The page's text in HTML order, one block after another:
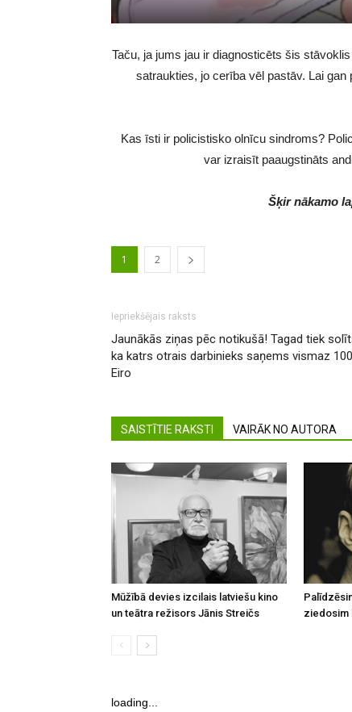
Taču, ja jums jau ir diagnosticēts šis
satraukties, jo cerība vēl pastāv. Lai
Kas īsti ir policistisko olnīcu sindroms?
var izraisīt paaugstināts
Šķir nākamo
1 2
Iepriekšējais raksts
Jaunākās ziņas pēc notikušā! Tagad tiek
ka katrs otrais darbinieks saņems vismaz
Eiro
SAISTĪTIE RAKSTI VAIRĀK NO AUTORA
Mūžībā devies izcilais latviešu kino
un teātra režisors Jānis Streičs
ziedosim
loading...